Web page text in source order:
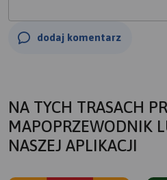
dodaj komentarz
NA TYCH TRASACH
MAPOPRZEWODNIK
NASZEJ APLIKACJI